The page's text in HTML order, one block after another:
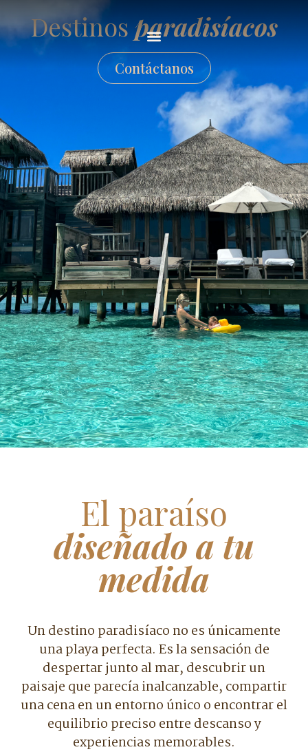
Destinosparadisíacos
Contáctanos
El paraíso
diseñado a tu
medida
Un destino paradisíaco no es únicamente
una playa perfecta. Es la sensación de
despertar junto al mar, descubrir un
paisaje que parecía inalcanzable, compartir
una cena en un entorno único o encontrar el
equilibrio preciso entre descanso y
experiencias memorables.